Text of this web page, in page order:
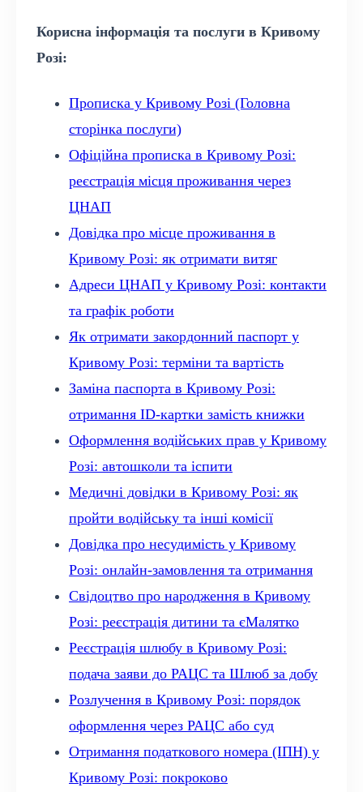
Корисна інформація та послуги в Кривому
Розі:
Прописка у Кривому Розі (Головна
сторінка послуги)
Офіційна прописка в Кривому Розі:
реєстрація місця проживання через
ЦНАП
Довідка про місце проживання в
Кривому Розі: як отримати витяг
Адреси ЦНАП у Кривому Розі: контакти
та графік роботи
Як отримати закордонний паспорт у
Кривому Розі: терміни та вартість
Заміна паспорта в Кривому Розі:
отримання ID-картки замість книжки
Оформлення водійських прав у Кривому
Розі: автошколи та іспити
Медичні довідки в Кривому Розі: як
пройти водійську та інші комісії
Довідка про несудимість у Кривому
Розі: онлайн-замовлення та отримання
Свідоцтво про народження в Кривому
Розі: реєстрація дитини та єМалятко
Реєстрація шлюбу в Кривому Розі:
подача заяви до РАЦС та Шлюб за добу
Розлучення в Кривому Розі: порядок
оформлення через РАЦС або суд
Отримання податкового номера (ІПН) у
Кривому Розі: покроково